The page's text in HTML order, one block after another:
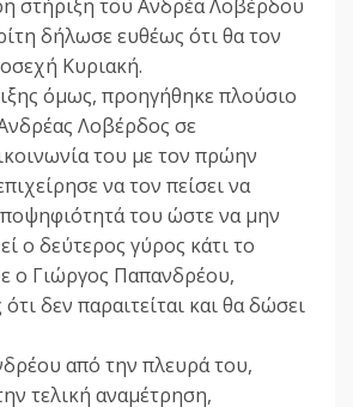
στήριξη του Ανδρέα Λοβέρδου
δήλωσε ευθέως ότι θα τον
Κυριακή.
όμως, προηγήθηκε πλούσιο
Λοβέρδος σε
του με τον πρώην
να τον πείσει να
του ώστε να μην
ο δεύτερος γύρος κάτι το
ο Γιώργος Παπανδρέου,
δεν παραιτείται και θα δώσει
από την πλευρά του,
τελική αναμέτρηση,